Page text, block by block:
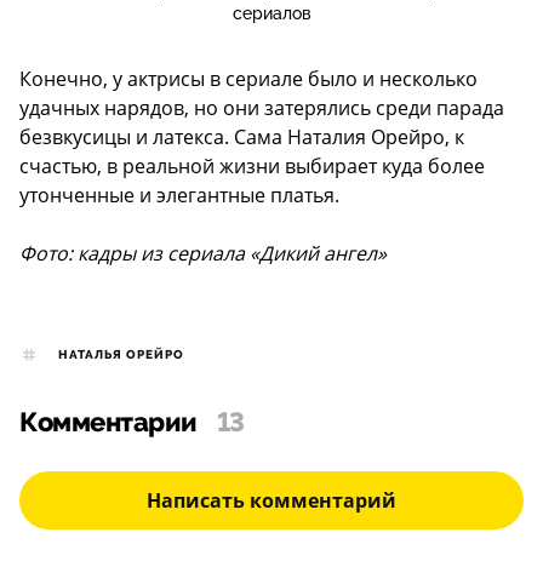
сериалов
Конечно, у актрисы в сериале было и несколько
удачных нарядов, но они затерялись среди парада
безвкусицы и латекса. Сама Наталия Орейро, к
счастью, в реальной жизни выбирает куда более
утонченные и элегантные платья.
Фото: кадры из сериала «Дикий ангел»
НАТАЛЬЯ ОРЕЙРО
Комментарии 13
Написать комментарий